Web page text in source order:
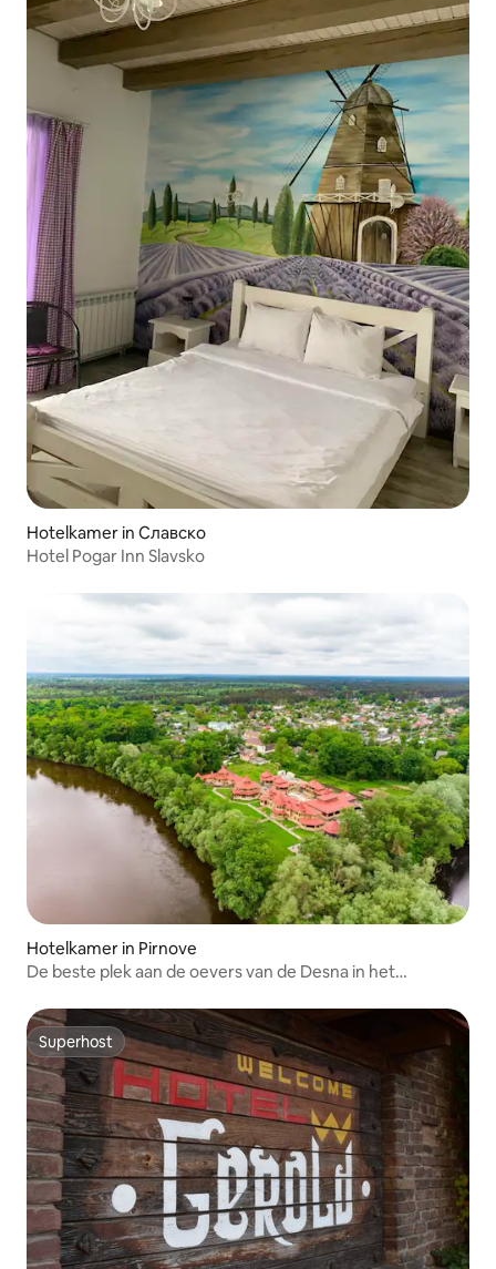
Hotelkamer in Славско
Hotel Pogar Inn Slavsko
Hotelkamer in Pirnove
De beste plek aan de oevers van de Desna in het
Superhost
Superhost